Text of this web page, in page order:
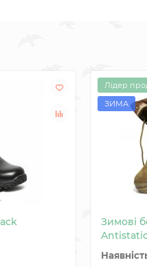
Лідер
ЗИМА
Зимові